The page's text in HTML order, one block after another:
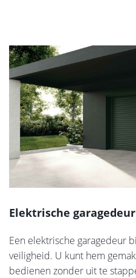
Elektrische garagedeur
Een elektrische garagedeur
veiligheid. U kunt hem
bedienen zonder uit te